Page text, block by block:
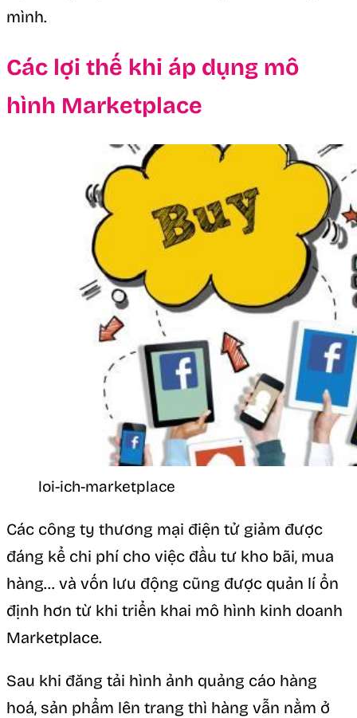
mình.
Các lợi thế khi áp dụng mô
hình Marketplace
loi-ich-marketplace
Các công ty thương mại điện tử giảm được
đáng kể chi phí cho việc đầu tư kho bãi, mua
hàng… và vốn lưu động cũng được quản lí ổn
định hơn từ khi triển khai mô hình kinh doanh
Marketplace.
Sau khi đăng tải hình ảnh quảng cáo hàng
hoá, sản phẩm lên trang thì hàng vẫn nằm ở